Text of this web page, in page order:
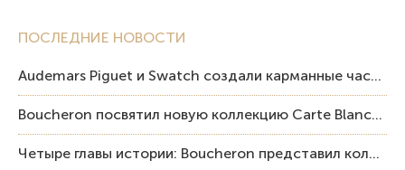
ПОСЛЕДНИЕ НОВОСТИ
Audemars Piguet и Swatch создали карманные часы в эстетике Royal Oak и Pop Art
Boucheron посвятил новую коллекцию Carte Blanche Human Being человеку и силе мастерства
Четыре главы истории: Boucheron представил коллекцию «Nom: Boucheron, Prénom: Frédéric»